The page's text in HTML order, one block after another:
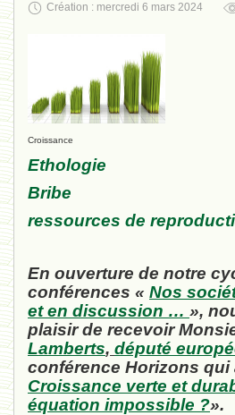
Création : mercredi 6 mars 2024
Croissance
Ethologie
Bribe
ressources de
En ouverture de notre
conférences « Nos
et en discussion … »,
plaisir de recevoir
Lamberts, député
conférence Horizons qui
Croissance verte et
équation impossible ?».